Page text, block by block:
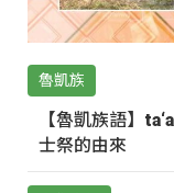
魯凱族
【魯凱族語】
士祭的由來